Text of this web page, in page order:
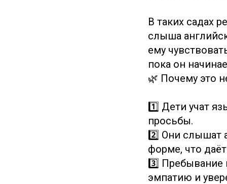
В таких садах
слыша
ему
пока он
🌿 Почему это
1️⃣ Дети учат
просьбы.
2️⃣ Они слышат
форме, что
3️⃣ Пребывание
эмпатию и